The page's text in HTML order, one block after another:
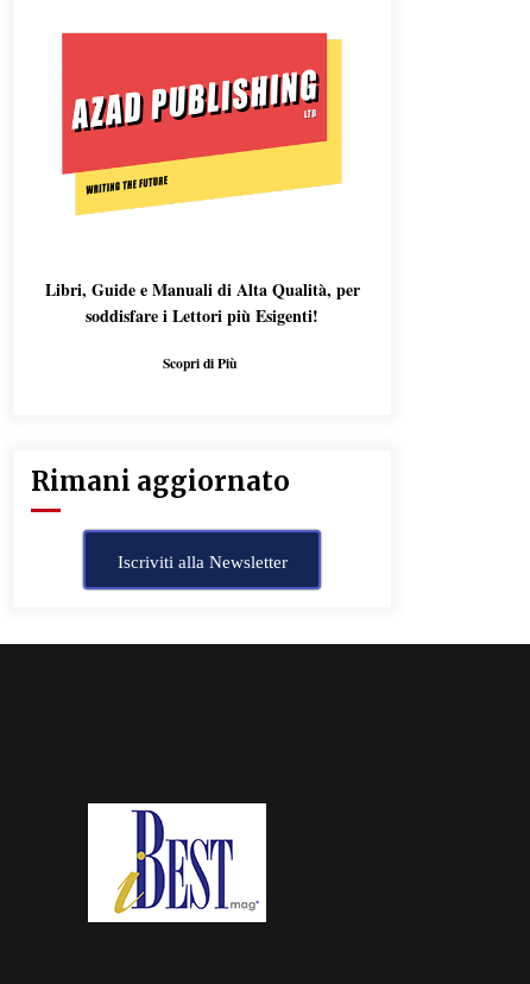
Libri, Guide e Manuali di Alta Qualità, per
soddisfare i Lettori più Esigenti!
Scopri di Più
Rimani aggiornato
Iscriviti alla Newsletter